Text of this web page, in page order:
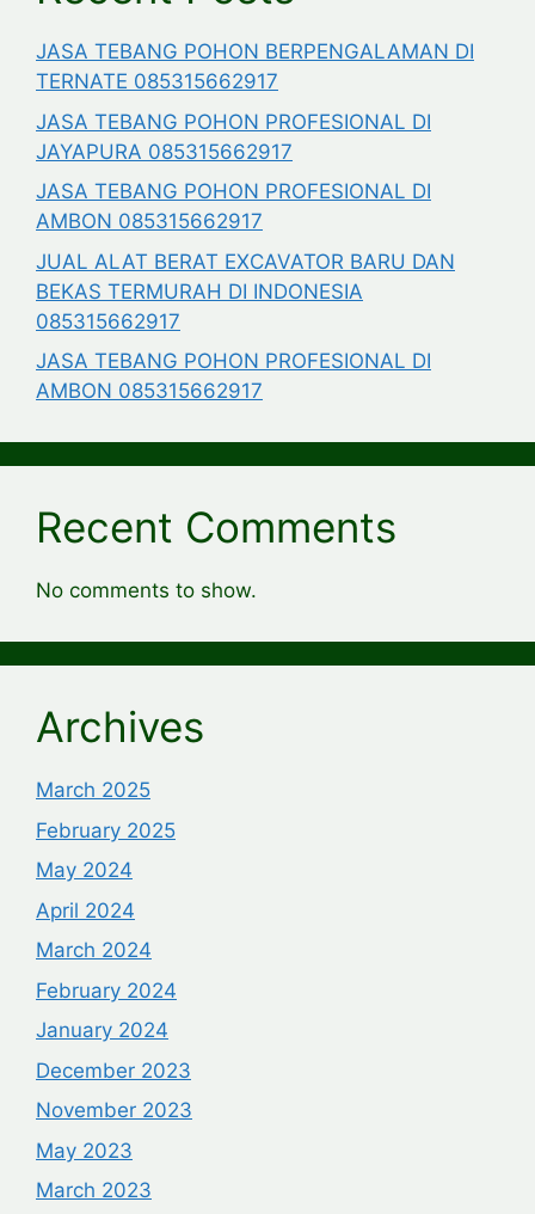
JASA TEBANG POHON BERPENGALAMAN DI
TERNATE 085315662917
JASA TEBANG POHON PROFESIONAL DI
JAYAPURA 085315662917
JASA TEBANG POHON PROFESIONAL DI
AMBON 085315662917
JUAL ALAT BERAT EXCAVATOR BARU DAN
BEKAS TERMURAH DI INDONESIA
085315662917
JASA TEBANG POHON PROFESIONAL DI
AMBON 085315662917
Recent Comments
No comments to show.
Archives
March 2025
February 2025
May 2024
April 2024
March 2024
February 2024
January 2024
December 2023
November 2023
May 2023
March 2023